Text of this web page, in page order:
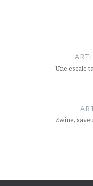
Une escale
Zwine,